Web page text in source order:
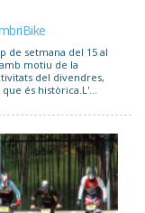
de setmana del 15 al
motiu de la
del divendres,
és històrica.L'...